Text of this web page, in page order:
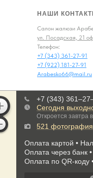
Салон жалюзи
ул. Посадская, 21
Телефон:
+7 (343) 361-27-91
+7 (922) 181-27-91
Arabesko66@mail.ru
НАШИ